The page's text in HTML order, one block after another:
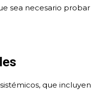
sea necesario probar
que incluyen